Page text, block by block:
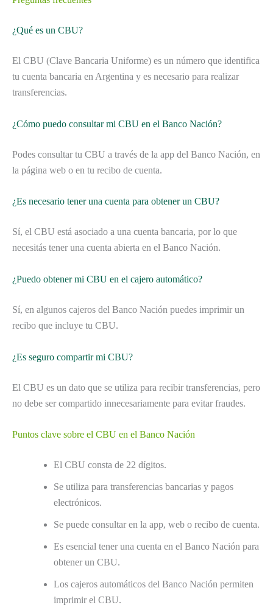
¿Qué es un CBU?
El CBU (Clave Bancaria Uniforme) es un número que identifica
tu cuenta bancaria en Argentina y es necesario para realizar
transferencias.
¿Cómo puedo consultar mi CBU en el Banco Nación?
Podes consultar tu CBU a través de la app del Banco Nación, en
la página web o en tu recibo de cuenta.
¿Es necesario tener una cuenta para obtener un CBU?
Sí, el CBU está asociado a una cuenta bancaria, por lo que
necesitás tener una cuenta abierta en el Banco Nación.
¿Puedo obtener mi CBU en el cajero automático?
Sí, en algunos cajeros del Banco Nación puedes imprimir un
recibo que incluye tu CBU.
¿Es seguro compartir mi CBU?
El CBU es un dato que se utiliza para recibir transferencias, pero
no debe ser compartido innecesariamente para evitar fraudes.
Puntos clave sobre el CBU en el Banco Nación
El CBU consta de 22 dígitos.
Se utiliza para transferencias bancarias y pagos
electrónicos.
Se puede consultar en la app, web o recibo de cuenta.
Es esencial tener una cuenta en el Banco Nación para
obtener un CBU.
Los cajeros automáticos del Banco Nación permiten
imprimir el CBU.